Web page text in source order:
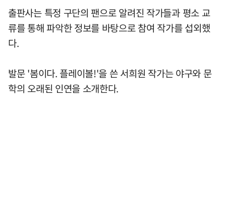
출판사는 특정 구단의 팬으로 알려진 작가들과 평소 교
류를 통해 파악한 정보를 바탕으로 참여 작가를 섭외했
다.
발문 '봄이다. 플레이볼!'을 쓴 서희원 작가는 야구와 문
학의 오래된 인연을 소개한다.